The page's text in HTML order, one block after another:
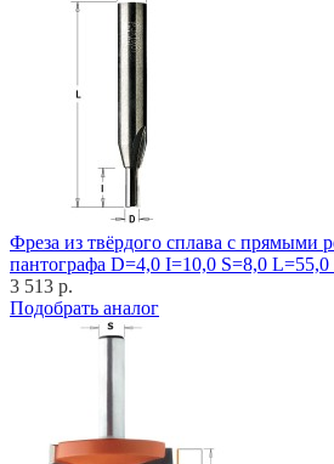
Фреза из твёрдого сплава с прямыми
пантографа D=4,0 I=10,0 S=8,0 L=55,0
3 513 р.
Подобрать аналог